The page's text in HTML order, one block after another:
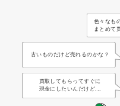
色々なも
まとめて
古いものだけど売れるのかな？
買取してもらってすぐに
現金にしたいんだけど...